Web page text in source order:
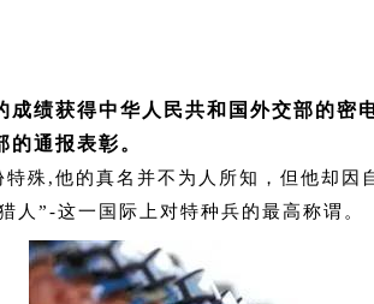
成绩获得中华人民共和国外交部的密
的通报表彰。
特殊,他的真名并不为人所知，但他却因
人”-这一国际上对特种兵的最高称谓。